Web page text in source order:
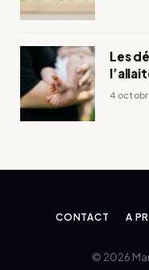
Les
4
CONTACT A
© 2026